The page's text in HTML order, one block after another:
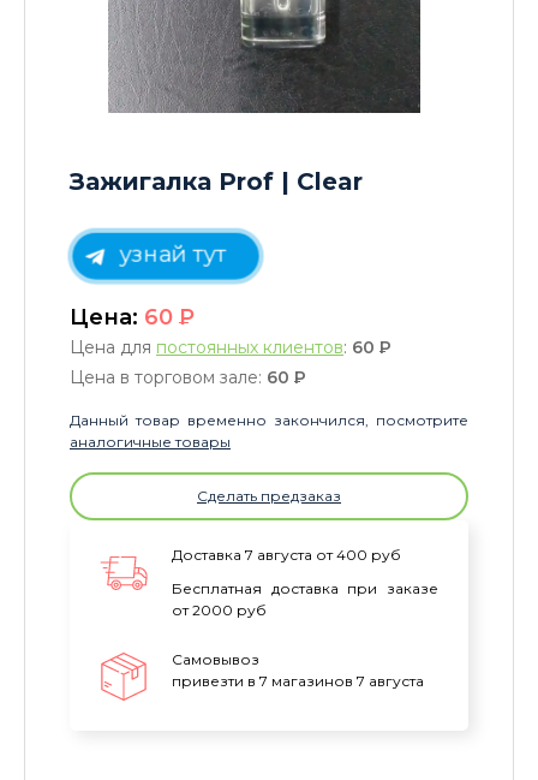
Зажигалка Prof | Clear
узнай тут
Цена: 60 P
Цена для постоянных клиентов: 60 P
Цена в торговом зале: 60 P
Данный товар временно закончился, посмотрите
аналогичные товары
Сделать предзаказ
Доставка 7 августа от 400 руб
Бесплатная доставка при заказе
от 2000 руб
Самовывоз
привезти в 7 магазинов 7 августа